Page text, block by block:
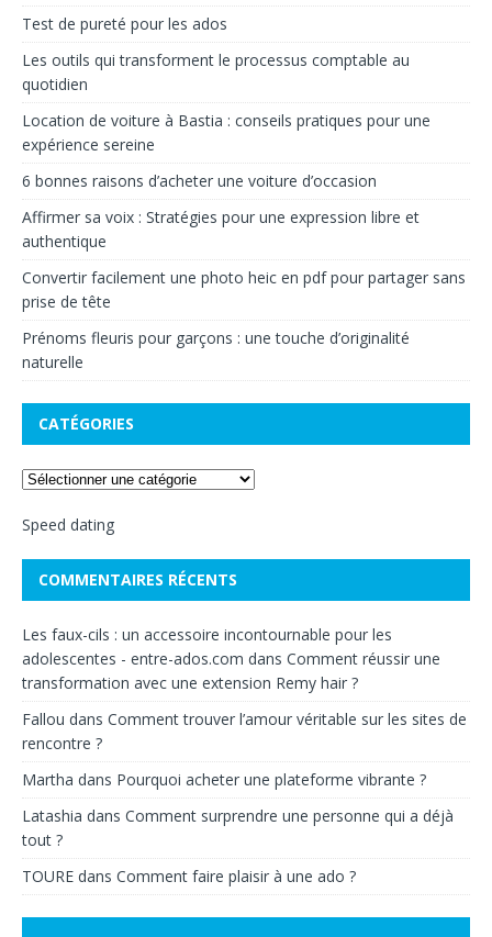
Test de pureté pour les ados
Les outils qui transforment le processus comptable au
quotidien
Location de voiture à Bastia : conseils pratiques pour une
expérience sereine
6 bonnes raisons d’acheter une voiture d’occasion
Affirmer sa voix : Stratégies pour une expression libre et
authentique
Convertir facilement une photo heic en pdf pour partager sans
prise de tête
Prénoms fleuris pour garçons : une touche d’originalité
naturelle
CATÉGORIES
Speed dating
COMMENTAIRES RÉCENTS
Les faux-cils : un accessoire incontournable pour les
adolescentes - entre-ados.com dans Comment réussir une
transformation avec une extension Remy hair ?
Fallou dans Comment trouver l’amour véritable sur les sites de
rencontre ?
Martha dans Pourquoi acheter une plateforme vibrante ?
Latashia dans Comment surprendre une personne qui a déjà
tout ?
TOURE dans Comment faire plaisir à une ado ?